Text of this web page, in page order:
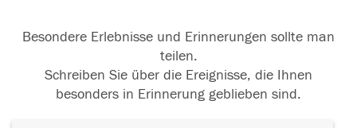
Besondere Erlebnisse und Erinnerungen sollte man
teilen.
Schreiben Sie über die Ereignisse, die Ihnen
besonders in Erinnerung geblieben sind.